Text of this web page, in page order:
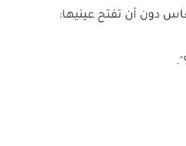
دون أن تفتح عينيها: